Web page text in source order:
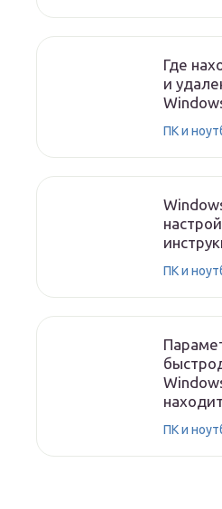
Где
и
ПК и
ПК и
ПК и